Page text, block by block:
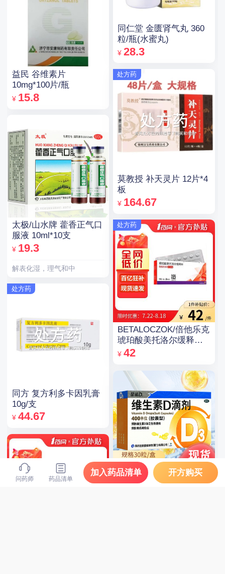
问药师 药品清单
加入药品清单 开方购买
益民 谷维素片
10mg*100片/瓶
¥ 15.8
太极/山水牌 藿香正气口
服液 10ml*10支
¥ 19.3
解表化湿，理气和中
处方药
同方 复方利多卡因乳膏
10g/支
¥ 44.67
同仁堂 金匮肾气丸 360
粒/瓶(水蜜丸)
¥ 28.3
处方药
莫教授 补天灵片 12片*4
板
¥ 164.67
处方药
BETALOCZOK/倍他乐克
琥珀酸美托洛尔缓释片
47.5mg*14片*2板
¥ 42
星鲨D 维生素D滴剂 400